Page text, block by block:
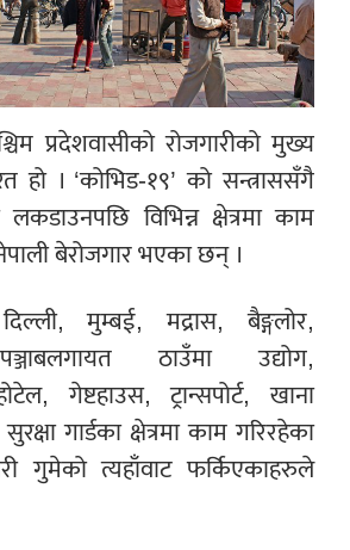
प्रदेशवासीको रोजगारीको मुख्य
हो । ‘कोभिड-१९’ को सन्त्राससँगै
विभिन्न क्षेत्रमा काम
बेरोजगार भएका छन् ।
मुम्बई, मद्रास, बैङ्गलोर,
ठाउँमा उद्योग,
गेष्टहाउस, ट्रान्सपोर्ट, खाना
गार्डका क्षेत्रमा काम गरिरहेका
गुमेको त्यहाँवाट फर्किएकाहरुले